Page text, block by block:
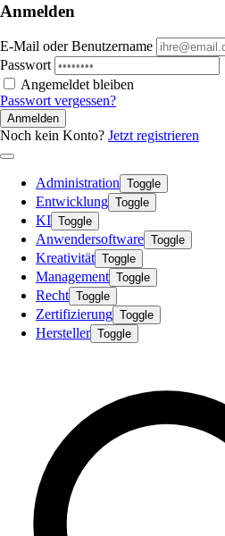
Anmelden
E-Mail oder Benutzername
Passwort
Angemeldet bleiben
Passwort vergessen?
Anmelden
Noch kein Konto? Jetzt registrieren
Administration Toggle
Entwicklung Toggle
KI Toggle
Anwendersoftware Toggle
Kreativität Toggle
Management Toggle
Recht Toggle
Zertifizierung Toggle
Hersteller Toggle